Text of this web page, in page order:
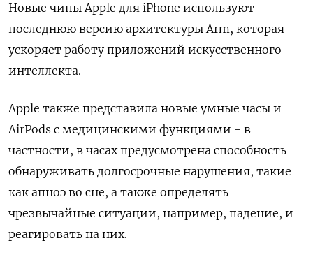
Новые чипы Apple для iPhone используют
последнюю версию архитектуры Arm, которая
ускоряет работу приложений искусственного
интеллекта.
Apple также представила новые умные часы и
AirPods с медицинскими функциями - в
частности, в часах предусмотрена способность
обнаруживать долгосрочные нарушения, такие
как апноэ во сне, а также определять
чрезвычайные ситуации, например, падение, и
реагировать на них.